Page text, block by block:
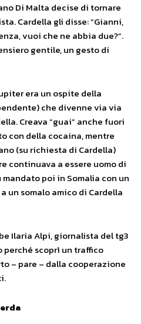
Di Malta decise di tornare
Cardella gli disse: “Gianni,
vuoi che ne abbia due?”.
gentile, un gesto di
era un ospite della
che divenne via via
Creava “guai” anche fuori
con della cocaina, mentre
(su richiesta di Cardella)
continuava a essere uomo di
poi in Somalia con un
un somalo amico di Cardella
Ilaria Alpi, giornalista del tg3
perché scoprì un traffico
– pare – dalla cooperazione